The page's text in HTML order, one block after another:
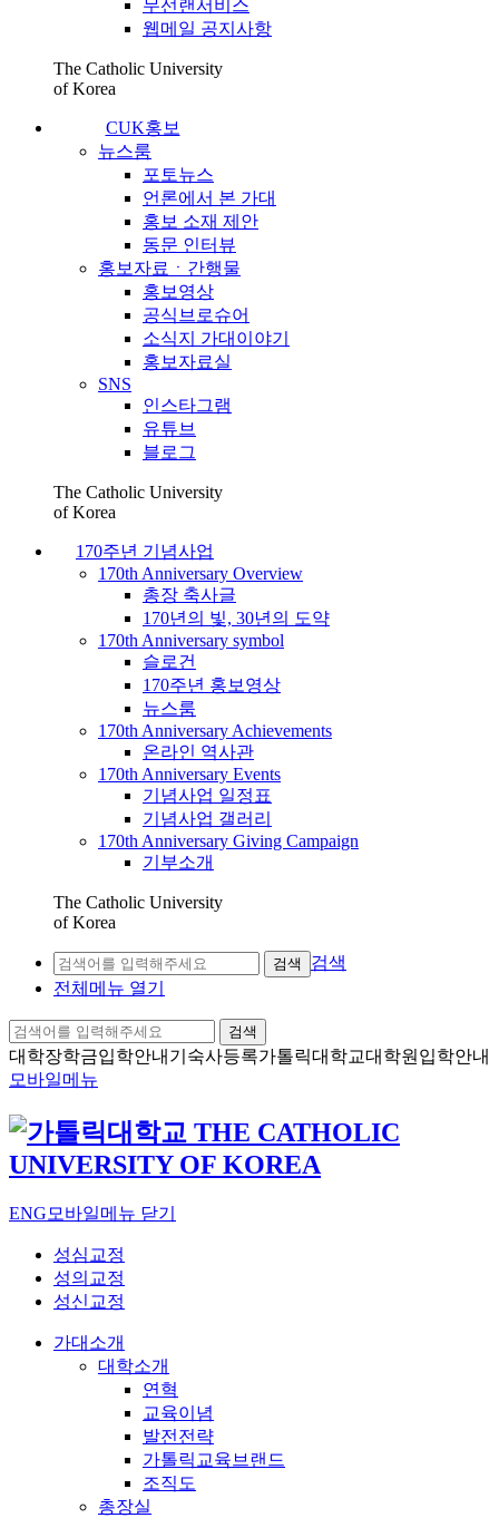
무선랜서비스
웹메일 공지사항
The Catholic University
of Korea
CUK홍보
뉴스룸
포토뉴스
언론에서 본 가대
홍보 소재 제안
동문 인터뷰
홍보자료ㆍ간행물
홍보영상
공식브로슈어
소식지 가대이야기
홍보자료실
SNS
인스타그램
유튜브
블로그
The Catholic University
of Korea
170주년 기념사업
170th Anniversary Overview
총장 축사글
170년의 빛, 30년의 도약
170th Anniversary symbol
슬로건
170주년 홍보영상
뉴스룸
170th Anniversary Achievements
온라인 역사관
170th Anniversary Events
기념사업 일정표
기념사업 갤러리
170th Anniversary Giving Campaign
기부소개
The Catholic University
of Korea
검색
검색
전체메뉴 열기
검색
대학장학금입학안내 기숙사등록가톨릭대학교대학원입학안내
모바일메뉴
ENG 모바일메뉴 닫기
성심교정
성의교정
성신교정
가대소개
대학소개
연혁
교육이념
발전전략
가톨릭교육브랜드
조직도
총장실